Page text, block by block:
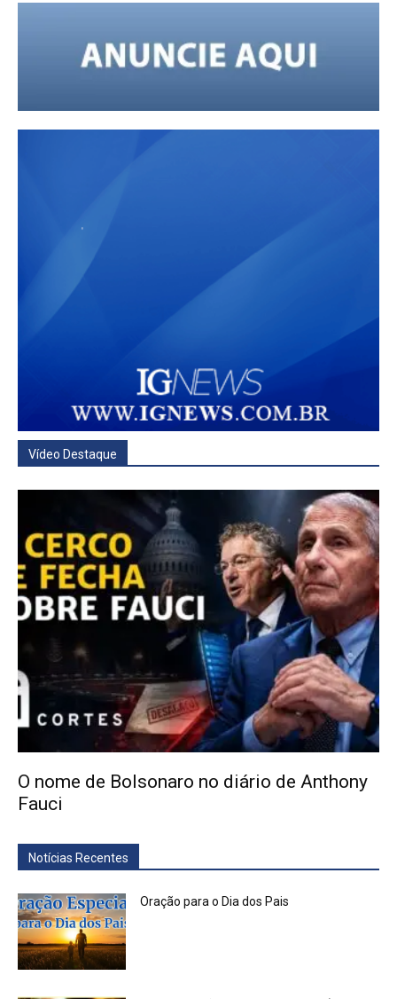
Vídeo Destaque
O nome de Bolsonaro no diário de Anthony
Fauci
Notícias Recentes
Oração para o Dia dos Pais